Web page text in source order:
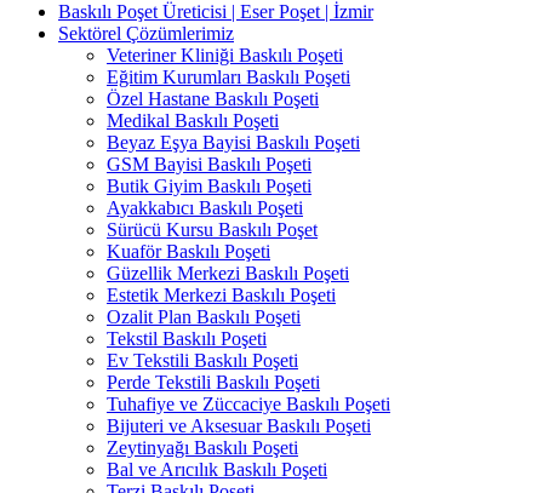
Baskılı Poşet Üreticisi | Eser Poşet | İzmir
Sektörel Çözümlerimiz
Veteriner Kliniği Baskılı Poşeti
Eğitim Kurumları Baskılı Poşeti
Özel Hastane Baskılı Poşeti
Medikal Baskılı Poşeti
Beyaz Eşya Bayisi Baskılı Poşeti
GSM Bayisi Baskılı Poşeti
Butik Giyim Baskılı Poşeti
Ayakkabıcı Baskılı Poşeti
Sürücü Kursu Baskılı Poşet
Kuaför Baskılı Poşeti
Güzellik Merkezi Baskılı Poşeti
Estetik Merkezi Baskılı Poşeti
Ozalit Plan Baskılı Poşeti
Tekstil Baskılı Poşeti
Ev Tekstili Baskılı Poşeti
Perde Tekstili Baskılı Poşeti
Tuhafiye ve Züccaciye Baskılı Poşeti
Bijuteri ve Aksesuar Baskılı Poşeti
Zeytinyağı Baskılı Poşeti
Bal ve Arıcılık Baskılı Poşeti